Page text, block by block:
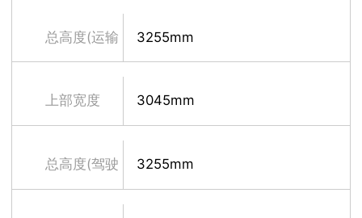
总高度(运输 3255mm
上部宽度 3045mm
总高度(驾驶 3255mm